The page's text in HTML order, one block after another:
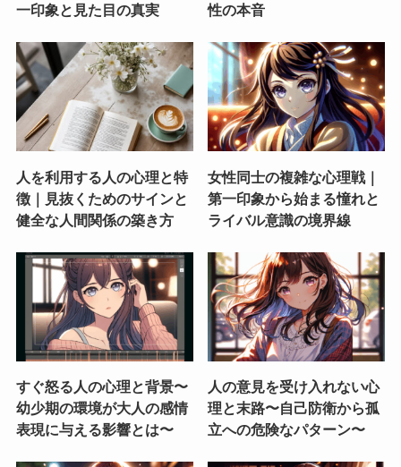
一印象と見た目の真実
性の本音
人を利用する人の心理と特
徴｜見抜くためのサインと
健全な人間関係の築き方
女性同士の複雑な心理戦｜
第一印象から始まる憧れと
ライバル意識の境界線
すぐ怒る人の心理と背景〜
幼少期の環境が大人の感情
表現に与える影響とは〜
人の意見を受け入れない心
理と末路〜自己防衛から孤
立への危険なパターン〜